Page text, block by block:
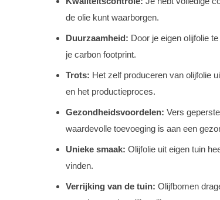
de olie kunt waarborgen.
Duurzaamheid: Door je eigen olijfolie
je carbon footprint.
Trots: Het zelf produceren van olijfolie
en het productieproces.
Gezondheidsvoordelen: Vers
waardevolle toevoeging is aan een
Unieke smaak: Olijfolie uit eigen tuin
vinden.
Verrijking van de tuin: Olijfbomen